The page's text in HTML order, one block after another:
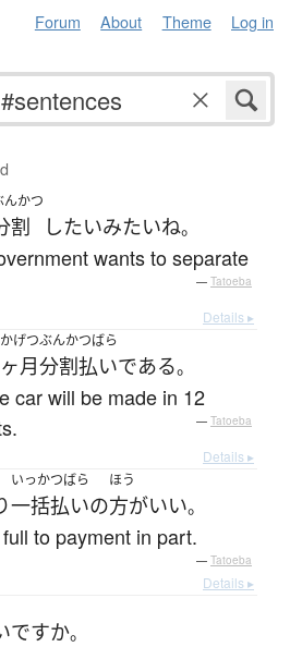
Forum About Theme Log in
んかつ
割 したいみたいね。
wants to separate
— Tatoeba
Details ▸
かげつ
ヶ月
ぶんかつばら
分割払いである。
car will be made in 12
— Tatoeba
Details ▸
いっかつばら
一括払いの
ほう
方がいい。
to payment in part.
— Tatoeba
Details ▸
ですか。